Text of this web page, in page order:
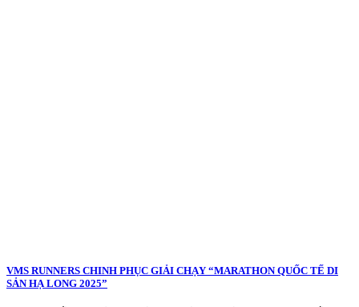
VMS RUNNERS CHINH PHỤC GIẢI CHẠY “MARATHON QUỐC TẾ DI
SẢN HẠ LONG 2025”